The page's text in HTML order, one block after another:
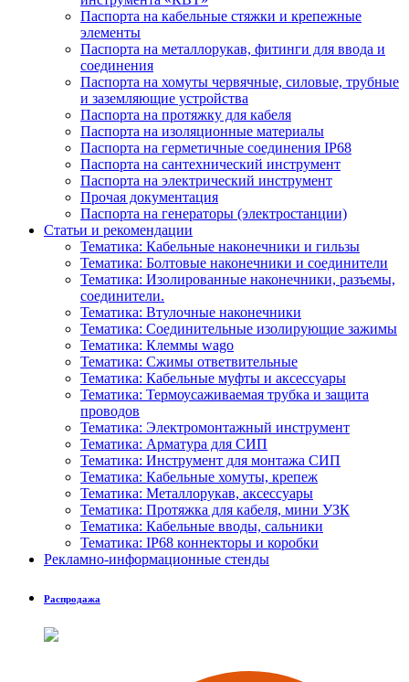
Паспорта на кабельные стяжки и крепежные
элементы
Паспорта на металлорукав, фитинги для ввода и
соединения
Паспорта на хомуты червячные, силовые, трубные
и заземляющие устройства
Паспорта на протяжку для кабеля
Паспорта на изоляционные материалы
Паспорта на герметичные соединения IP68
Паспорта на сантехнический инструмент
Паспорта на электрический инструмент
Прочая документация
Паспорта на генераторы (электростанции)
Статьи и рекомендации
Тематика: Кабельные наконечники и гильзы
Тематика: Болтовые наконечники и соединители
Тематика: Изолированные наконечники, разъемы,
соединители.
Тематика: Втулочные наконечники
Тематика: Соединительные изолирующие зажимы
Тематика: Клеммы wago
Тематика: Сжимы ответвительные
Тематика: Кабельные муфты и аксессуары
Тематика: Термоусаживаемая трубка и защита
проводов
Тематика: Электромонтажный инструмент
Тематика: Арматура для СИП
Тематика: Инструмент для монтажа СИП
Тематика: Кабельные хомуты, крепеж
Тематика: Металлорукав, аксессуары
Тематика: Протяжка для кабеля, мини УЗК
Тематика: Кабельные вводы, сальники
Тематика: IP68 коннекторы и коробки
Рекламно-информационные стенды
Распродажа